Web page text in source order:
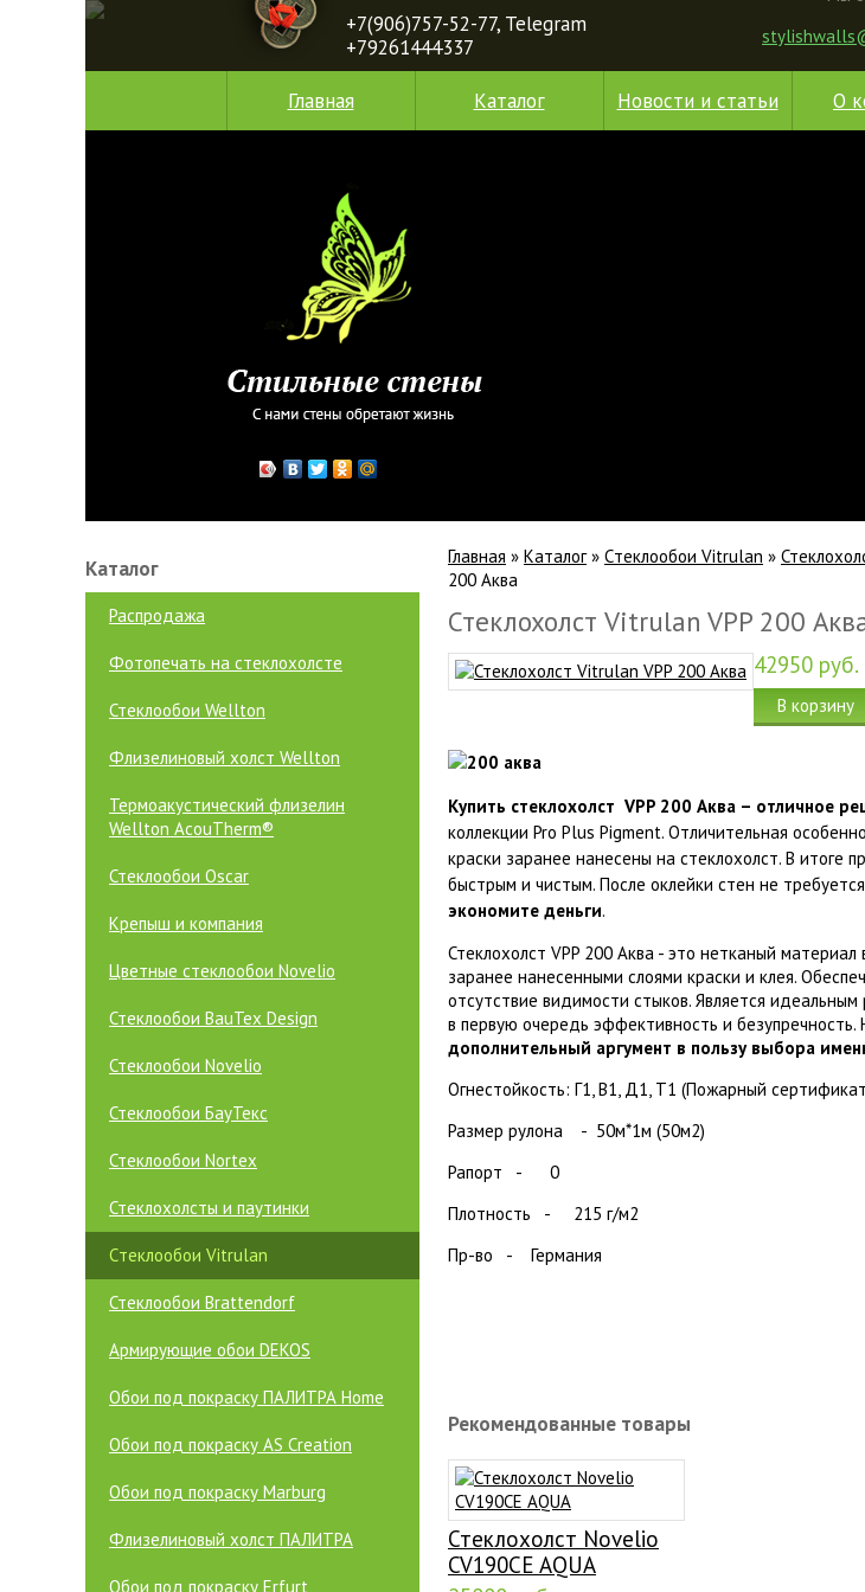
+7(906)757-52-77, Telegram
+79261444337
Главная Каталог Новости и статьи О
Каталог
Распродажа
Фотопечать на стеклохолсте
Стеклообои Wellton
Флизелиновый холст Wellton
Термоакустический флизелин
Wellton AcouTherm®
Стеклообои Oscar
Крепыш и компания
Цветные стеклообои Novelio
Стеклообои BauTex Design
Стеклообои Novelio
Стеклообои БауТекс
Стеклообои Nortex
Стеклохолсты и паутинки
Cтеклообои Vitrulan
Стеклообои Brattendorf
Армирующие обои DEKOS
Обои под покраску ПАЛИТРА Home
Обои под покраску AS Creation
Обои под покраску Marburg
Флизелиновый холст ПАЛИТРА
Обои под покраску Erfurt
Главная » Каталог» Cтеклообои Vitrulan »
200 Аква
Стеклохолст Vitrulan VPP 200
42950 руб.
В корзину
Купить стеклохолст VPP 200 Аква – отличное
коллекции Pro Plus Pigment. Отличительная
краски заранее нанесены на стеклохолст. В итоге
быстрым и чистым. После оклейки стен не
экономите деньги.
Стеклохолст VPP 200 Аква - это нетканый
заранее нанесенными слоями краски и клея.
отсутствие видимости стыков. Является
в первую очередь эффективность и безупречность.
дополнительный аргумент в пользу выбора
Огнестойкость: Г1, В1, Д1, Т1 (Пожарный
Размер рулона - 50м*1м (50м2)
Рапорт - 0
Плотность - 215 г/м2
Пр-во - Германия
Рекомендованные товары
Стеклохолст Novelio
CV190CE AQUA